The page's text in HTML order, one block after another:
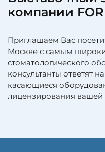
компании
Приглашаем Вас
Москве с самым
стоматологического
консультанты ответят
касающиеся
лицензирования